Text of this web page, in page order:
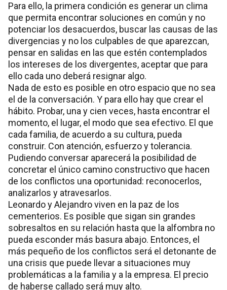
Para ello, la primera condición es generar un clima
que permita encontrar soluciones en común y no
potenciar los desacuerdos, buscar las causas de las
divergencias y no los culpables de que aparezcan,
pensar en salidas en las que estén contemplados
los intereses de los divergentes, aceptar que para
ello cada uno deberá resignar algo.
Nada de esto es posible en otro espacio que no sea
el de la conversación. Y para ello hay que crear el
hábito. Probar, una y cien veces, hasta encontrar el
momento, el lugar, el modo que sea efectivo. El que
cada familia, de acuerdo a su cultura, pueda
construir. Con atención, esfuerzo y tolerancia.
Pudiendo conversar aparecerá la posibilidad de
concretar el único camino constructivo que hacen
de los conflictos una oportunidad: reconocerlos,
analizarlos y atravesarlos.
Leonardo y Alejandro viven en la paz de los
cementerios. Es posible que sigan sin grandes
sobresaltos en su relación hasta que la alfombra no
pueda esconder más basura abajo. Entonces, el
más pequeño de los conflictos será el detonante de
una crisis que puede llevar a situaciones muy
problemáticas a la familia y a la empresa. El precio
de haberse callado será muy alto.